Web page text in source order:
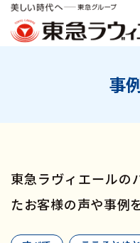
事
東急ラヴィエールの
たお客様の声や事例